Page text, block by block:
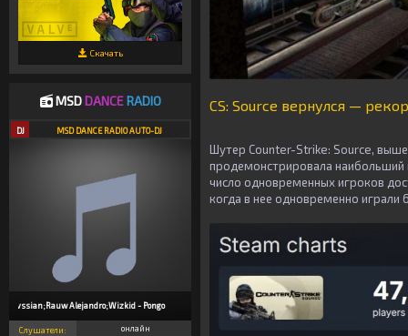
Скачать
MSDDANCE RADIO
DJ MSD DANCE RADIO AUTO-DJ
Rvssian;Rauw Alejandro;Wizkid - Pongo
Слушатели: онлайн
CS: Source вернулся —
Шутер Counter-Strike: Source,
продемонстрировала наибольший
число одновременных игроков
когда в нее одновременно играли